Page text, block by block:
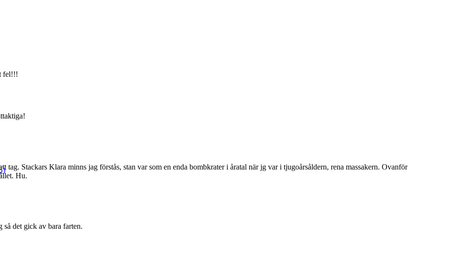
fel!!!
tag. Stackars Klara minns jag förstås, stan var som en enda bombkrater i åratal när jg var i tjugoårsåldern, rena massakern. Ovanför
Hu.
det gick av bara farten.